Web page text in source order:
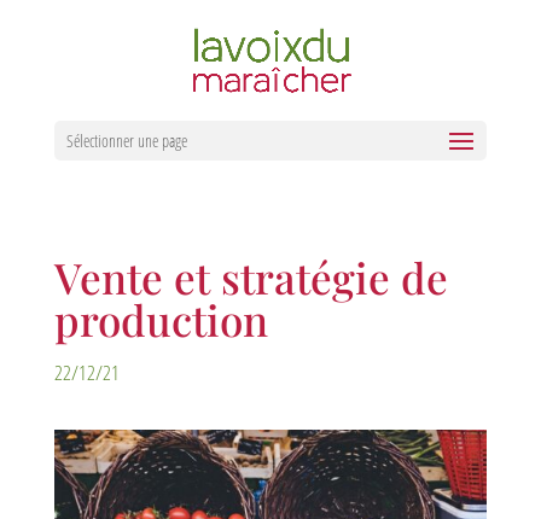
Sélectionner une page
Vente et stratégie de
production
22/12/21